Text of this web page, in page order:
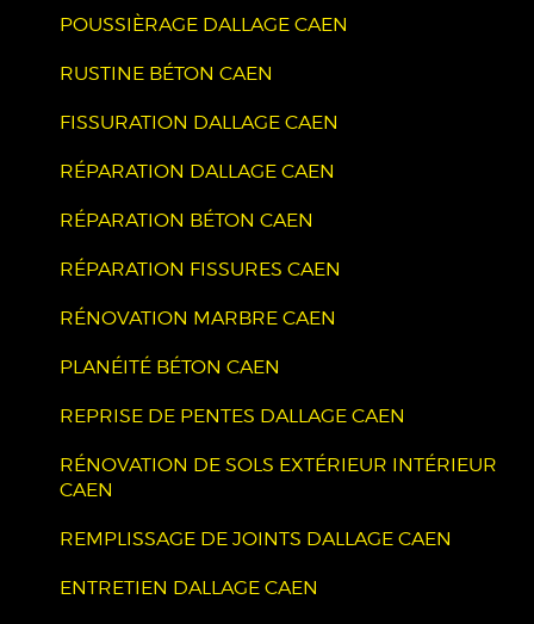
POUSSIÈRAGE DALLAGE CAEN
RUSTINE BÉTON CAEN
FISSURATION DALLAGE CAEN
RÉPARATION DALLAGE CAEN
RÉPARATION BÉTON CAEN
RÉPARATION FISSURES CAEN
RÉNOVATION MARBRE CAEN
PLANÉITÉ BÉTON CAEN
REPRISE DE PENTES DALLAGE CAEN
RÉNOVATION DE SOLS EXTÉRIEUR INTÉRIEUR
CAEN
REMPLISSAGE DE JOINTS DALLAGE CAEN
ENTRETIEN DALLAGE CAEN